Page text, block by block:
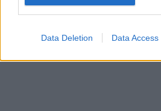
Data Deletion Data Access